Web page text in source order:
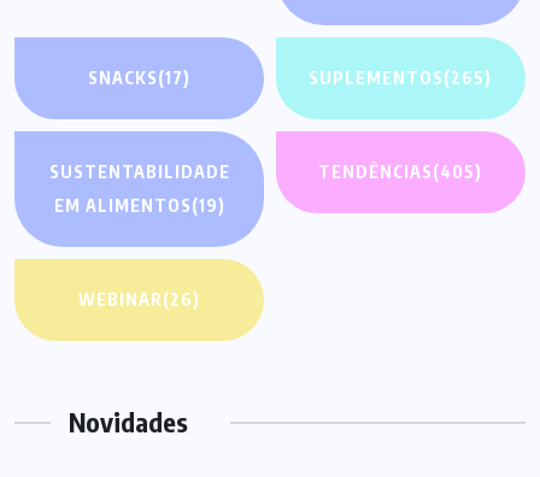
SNACKS(17) SUPLEMENTOS(265)
SUSTENTABILIDADE
EM ALIMENTOS(19)
TENDÊNCIAS(405)
WEBINAR(26)
Novidades